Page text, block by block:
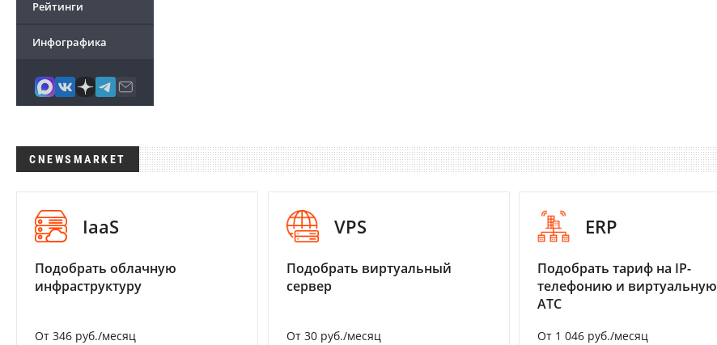
Рейтинги
Инфографика
CNEWSMARKET
IaaS
Подобрать облачную
инфраструктуру
От 346 руб./месяц
VPS
Подобрать виртуальный
сервер
От 30 руб./месяц
ERP
Подобрать тариф на IP-
телефонию и виртуальную
АТС
От 1 046 руб./месяц